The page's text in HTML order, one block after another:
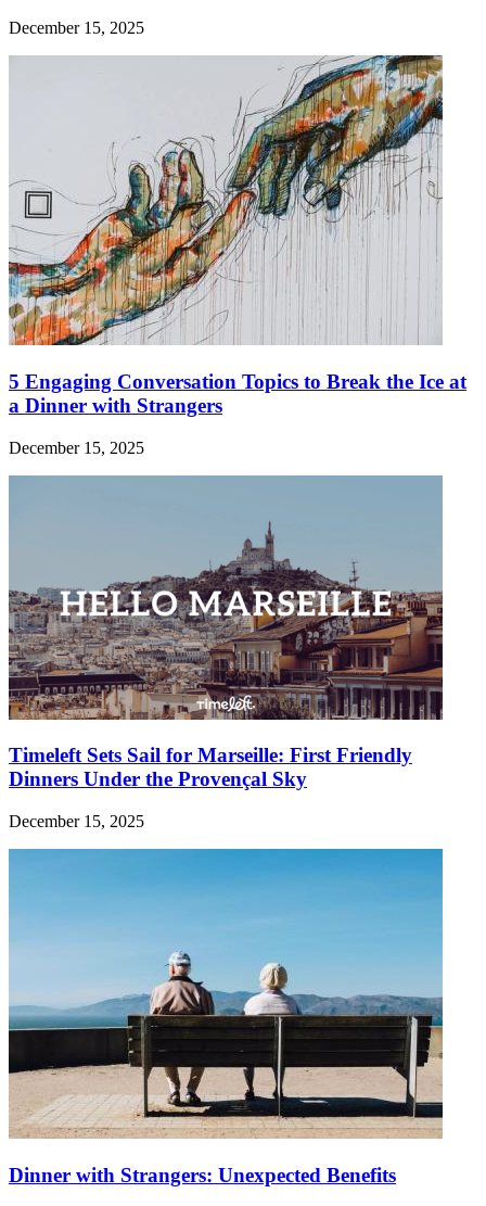
December 15, 2025
5 Engaging Conversation Topics to Break the Ice at
a Dinner with Strangers
December 15, 2025
Timeleft Sets Sail for Marseille: First Friendly
Dinners Under the Provençal Sky
December 15, 2025
Dinner with Strangers: Unexpected Benefits